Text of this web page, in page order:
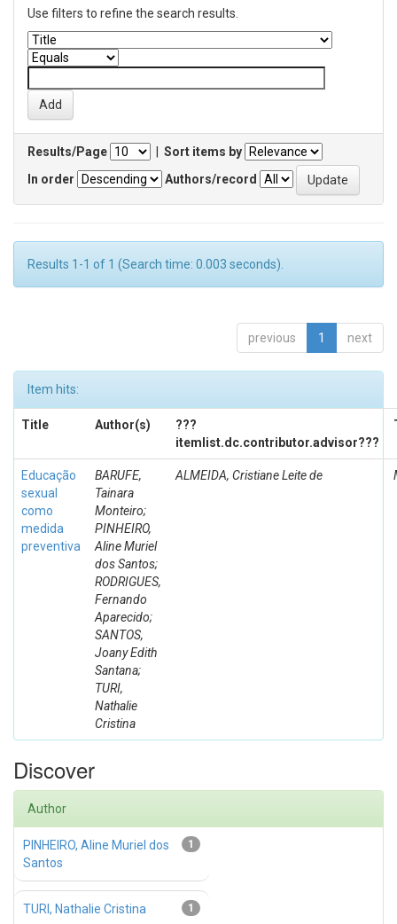
Use filters to refine the search results.
Results/Page
Sort items by
In order
Authors/record
Results 1-1 of 1 (Search time: 0.003 seconds).
previous 1 next
Item hits:
Title Author(s)
???
itemlist.dc.contributor.advisor???
Educação
sexual
como
medida
preventiva
BARUFE,
Tainara
Monteiro;
PINHEIRO,
Aline Muriel
dos Santos;
RODRIGUES,
Fernando
Aparecido;
SANTOS,
Joany Edith
Santana;
TURI,
Nathalie
Cristina
ALMEIDA, Cristiane Leite de
Discover
Author
1
PINHEIRO, Aline Muriel dos
Santos
1
TURI, Nathalie Cristina